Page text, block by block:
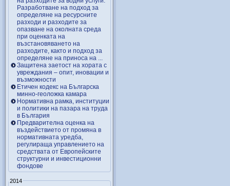
Разработване на подход за
определяне на ресурсните
разходи и разходите за
опазване на околната среда
при оценката на
възстановяването на
разходите, както и подход за
определяне на приноса на ...
Защитена заетост на хората с
увреждания – опит, иновации и
възможности
Етичен кодекс на Българска
минно-геоложка камара
Нормативна рамка, институции
и политики на пазара на труда
в България
Предварителна оценка на
въздействието от промяна в
нормативната уредба,
регулираща управлението на
средствата от Европейските
структурни и инвестиционни
фондове
2014